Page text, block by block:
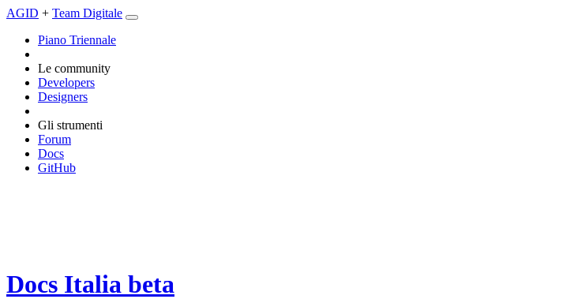
AGID + Team Digitale
Piano Triennale
Le community
Developers
Designers
Gli strumenti
Forum
Docs
GitHub
Docs Italia beta